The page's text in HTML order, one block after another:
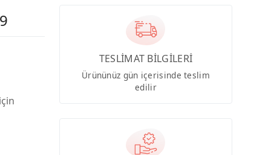
TESLİMAT BİLGİLERİ
Ürününüz gün içerisinde teslim
edilir